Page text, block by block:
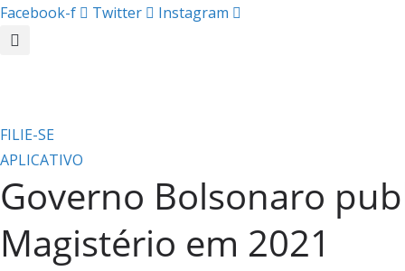
Facebook-f Twitter Instagram
FILIE-SE
APLICATIVO
Governo Bolsonaro
Magistério em 2021